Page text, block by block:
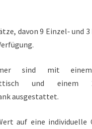
davon 9 Einzel- und
sind mit einem
und einem
ausgestattet.
auf eine individuelle